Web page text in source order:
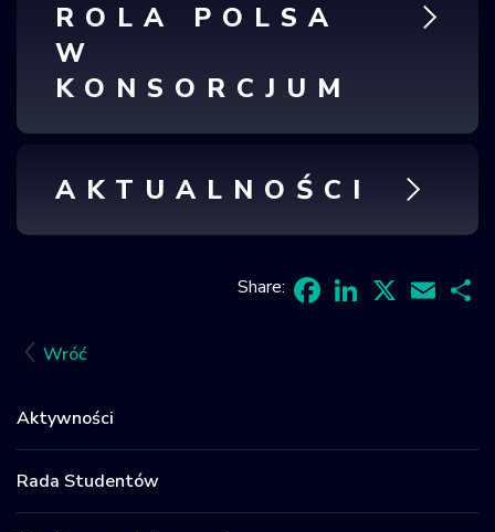
Wróć
Aktywności
Rada Studentów
ROLA POLSA
W
KONSORCJUM
AKTUALNOŚCI
Share: